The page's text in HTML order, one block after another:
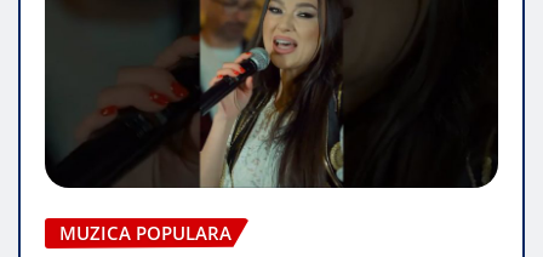
MUZICA POPULARA